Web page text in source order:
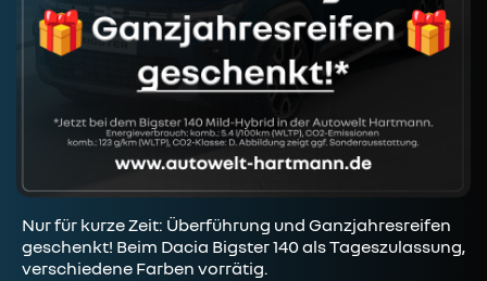
Nur für kurze Zeit: Überführung und Ganzjahresreifen
geschenkt! Beim Dacia Bigster 140 als Tageszulassung,
verschiedene Farben vorrätig.